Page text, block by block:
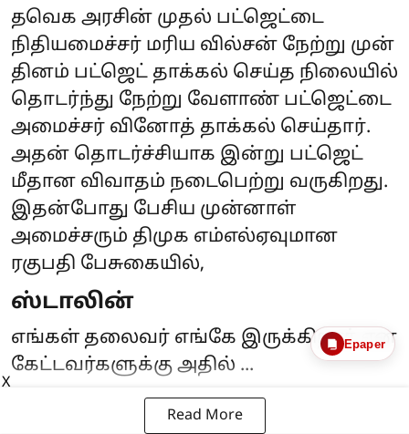
தவெக அரசின் முதல் பட்ஜெட்டை
நிதியமைச்சர் மரிய வில்சன் நேற்று முன்
தினம் பட்ஜெட் தாக்கல் செய்த நிலையில்
தொடர்ந்து நேற்று வேளாண் பட்ஜெட்டை
அமைச்சர் வினோத் தாக்கல் செய்தார்.
அதன் தொடர்ச்சியாக இன்று பட்ஜெட்
மீதான விவாதம் நடைபெற்று வருகிறது.
இதன்போது பேசிய முன்னாள்
அமைச்சரும் திமுக எம்எல்ஏவுமான
ரகுபதி பேசுகையில்,
ஸ்டாலின்
எங்கள் தலைவர் எங்கே இருக்கிறார் என
கேட்டவர்களுக்கு அதில் ...
Read More
Epaper
X